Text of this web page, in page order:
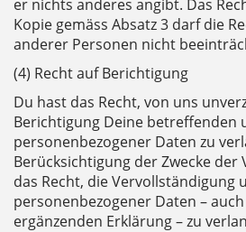
er nichts anderes angibt. Das
Kopie gemäss Absatz 3 darf die
anderer Personen nicht
(4) Recht auf Berichtigung
Du hast das Recht, von uns
Berichtigung Deine betreffenden
personenbezogener Daten zu
Berücksichtigung der Zwecke
das Recht, die Vervollständigung
personenbezogener Daten –
ergänzenden Erklärung – zu